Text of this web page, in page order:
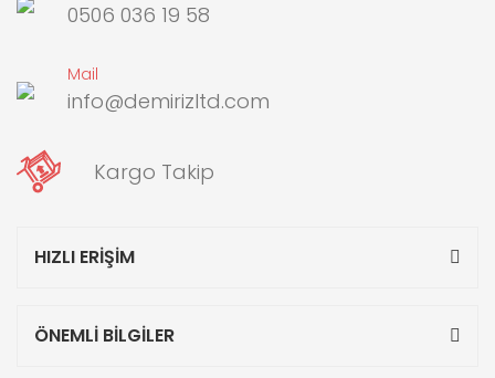
0506 036 19 58
Mail
info@demirizltd.com
Kargo Takip
HIZLI ERİŞİM
ÖNEMLİ BİLGİLER